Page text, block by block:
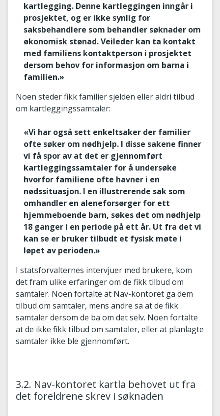
kartlegging. Denne kartleggingen inngår i
prosjektet, og er ikke synlig for
saksbehandlere som behandler søknader om
økonomisk stønad. Veileder kan ta kontakt
med familiens kontaktperson i prosjektet
dersom behov for informasjon om barna i
familien.»
Noen steder fikk familier sjelden eller aldri tilbud
om kartleggingssamtaler:
«Vi har også sett enkeltsaker der familier
ofte søker om nødhjelp. I disse sakene finner
vi få spor av at det er gjennomført
kartleggingssamtaler for å undersøke
hvorfor familiene ofte havner i en
nødssituasjon. I en illustrerende sak som
omhandler en aleneforsørger for ett
hjemmeboende barn, søkes det om nødhjelp
18 ganger i en periode på ett år. Ut fra det vi
kan se er bruker tilbudt et fysisk møte i
løpet av perioden.»
I statsforvalternes intervjuer med brukere, kom
det fram ulike erfaringer om de fikk tilbud om
samtaler. Noen fortalte at Nav-kontoret ga dem
tilbud om samtaler, mens andre sa at de fikk
samtaler dersom de ba om det selv. Noen fortalte
at de ikke fikk tilbud om samtaler, eller at planlagte
samtaler ikke ble gjennomført.
3.2. Nav-kontoret kartla behovet ut fra
det foreldrene skrev i søknaden